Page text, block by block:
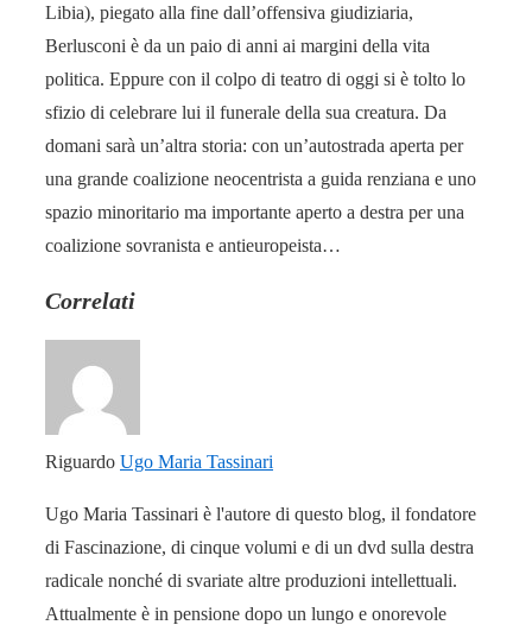
Libia), piegato alla fine dall’offensiva giudiziaria,
Berlusconi è da un paio di anni ai margini della vita
politica. Eppure con il colpo di teatro di oggi si è tolto lo
sfizio di celebrare lui il funerale della sua creatura. Da
domani sarà un’altra storia: con un’autostrada aperta per
una grande coalizione neocentrista a guida renziana e uno
spazio minoritario ma importante aperto a destra per una
coalizione sovranista e antieuropeista…
Correlati
Riguardo Ugo Maria Tassinari
Ugo Maria Tassinari è l'autore di questo blog, il fondatore
di Fascinazione, di cinque volumi e di un dvd sulla destra
radicale nonché di svariate altre produzioni intellettuali.
Attualmente è in pensione dopo un lungo e onorevole